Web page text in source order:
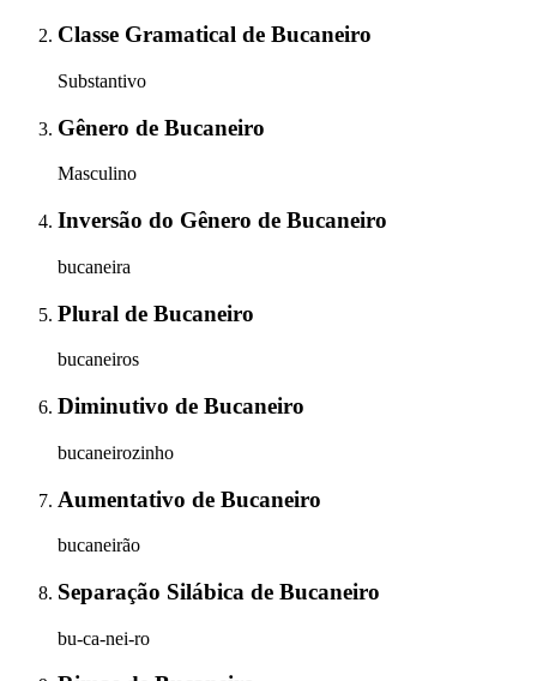
Classe Gramatical de Bucaneiro
Substantivo
Gênero de Bucaneiro
Masculino
Inversão do Gênero de Bucaneiro
bucaneira
Plural de Bucaneiro
bucaneiros
Diminutivo de Bucaneiro
bucaneirozinho
Aumentativo de Bucaneiro
bucaneirão
Separação Silábica de Bucaneiro
bu-ca-nei-ro